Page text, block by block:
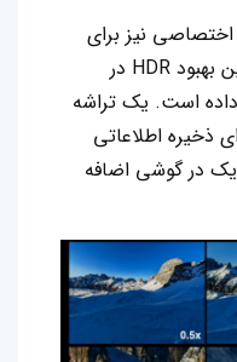
نیز برای
بهبود نرخ فریم بازی‌ها و همچنین بهبود HDR در
داده است. یک تراشه
ذخیره اطلاعاتی
در گوشی اضافه